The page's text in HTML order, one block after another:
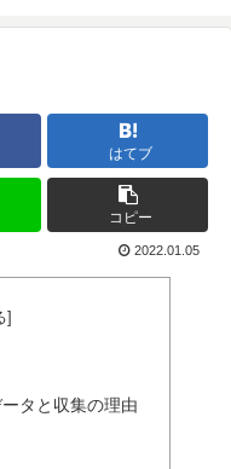
はてブ
コピー
2022.01.05
タと収集の理由